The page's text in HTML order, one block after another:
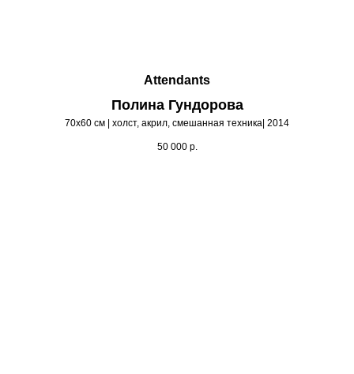
Attendants
Полина Гундорова
70х60 см | холст, акрил, смешанная техника| 2014
50 000 р.